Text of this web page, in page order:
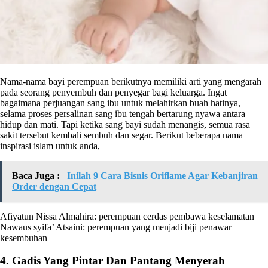
Nama-nama bayi perempuan berikutnya memiliki arti yang mengarah
pada seorang penyembuh dan penyegar bagi keluarga. Ingat
bagaimana perjuangan sang ibu untuk melahirkan buah hatinya,
selama proses persalinan sang ibu tengah bertarung nyawa antara
hidup dan mati. Tapi ketika sang bayi sudah menangis, semua rasa
sakit tersebut kembali sembuh dan segar. Berikut beberapa nama
inspirasi islam untuk anda,
Baca Juga :
Inilah 9 Cara Bisnis Oriflame Agar Kebanjiran
Order dengan Cepat
Afiyatun Nissa Almahira: perempuan cerdas pembawa keselamatan
Nawaus syifa’ Atsaini: perempuan yang menjadi biji penawar
kesembuhan
4. Gadis Yang Pintar Dan Pantang Menyerah